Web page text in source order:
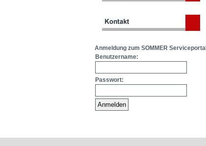
Anmeldung zum SOMMER Serviceportal
Benutzername:
Passwort: